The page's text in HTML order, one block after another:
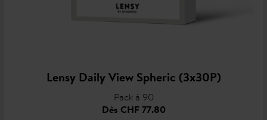
Lensy Daily View Spheric (3x30P)
Pack à 90
Dès CHF 77.80